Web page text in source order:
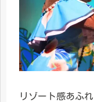
リゾート感あふ